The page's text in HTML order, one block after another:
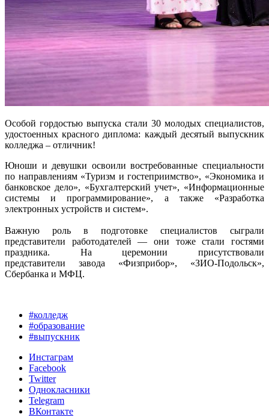
Особой гордостью выпуска стали 30 молодых специалистов,
удостоенных красного диплома: каждый десятый выпускник
колледжа – отличник!
Юноши и девушки освоили востребованные специальности
по направлениям «Туризм и гостеприимство», «Экономика и
банковское дело», «Бухгалтерский учет», «Информационные
системы и программирование», а также «Разработка
электронных устройств и систем».
Важную роль в подготовке специалистов сыграли
представители работодателей — они тоже стали гостями
праздника. На церемонии присутствовали
представители завода «Физприбор», «ЗИО-Подольск»,
Сбербанка и МФЦ.
#колледж
#образование
#выпускник
Инстаграм
Facebook
Twitter
Однокласники
Telegram
ВКонтакте